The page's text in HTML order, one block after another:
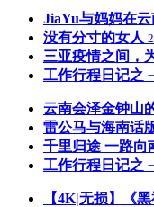
JiaYu与妈妈在
没有分寸的女人
三亚疫情之间，
工作行程日记之
云南会泽金钟山
雷公马与海南话
千里归途 一路向
工作行程日记之
【4K|无损】《